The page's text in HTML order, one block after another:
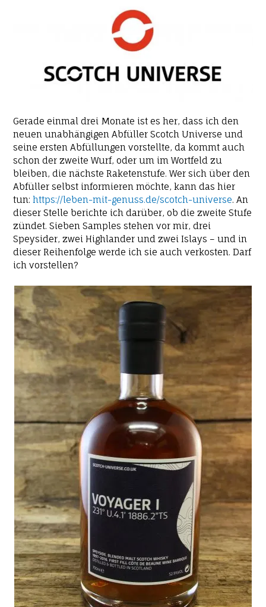
Gerade einmal drei Monate ist es her, dass ich den
neuen unabhängigen Abfüller Scotch Universe und
seine ersten Abfüllungen vorstellte, da kommt auch
schon der zweite Wurf, oder um im Wortfeld zu
bleiben, die nächste Raketenstufe. Wer sich über den
Abfüller selbst informieren möchte, kann das hier
tun: https://leben-mit-genuss.de/scotch-universe. An
dieser Stelle berichte ich darüber, ob die zweite Stufe
zündet. Sieben Samples stehen vor mir, drei
Speysider, zwei Highlander und zwei Islays – und in
dieser Reihenfolge werde ich sie auch verkosten. Darf
ich vorstellen?